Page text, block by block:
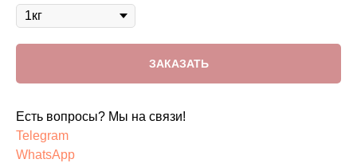
ЗАКАЗАТЬ
Есть вопросы? Мы на связи!
Telegram
WhatsApp